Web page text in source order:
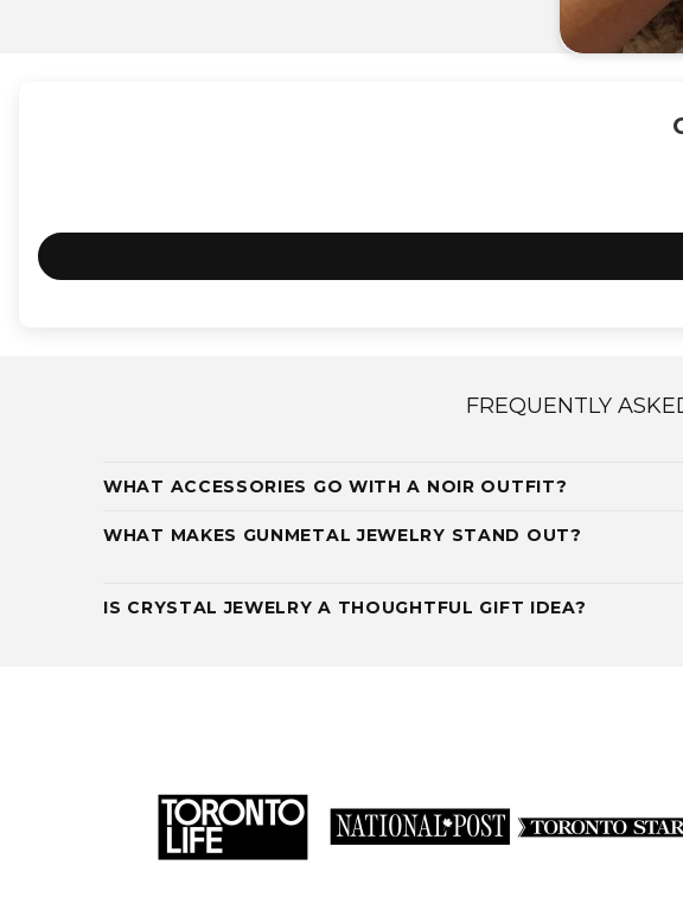
FREQUENTLY
WHAT ACCESSORIES GO WITH A NOIR OUTFIT?
WHAT MAKES GUNMETAL JEWELRY STAND OUT?
IS CRYSTAL JEWELRY A THOUGHTFUL GIFT IDEA?